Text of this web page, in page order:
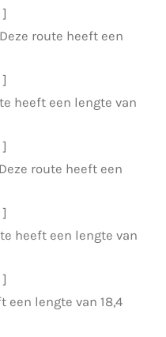
]
route heeft een
]
heeft een lengte van
]
route heeft een
]
heeft een lengte van
]
een lengte van 18,4